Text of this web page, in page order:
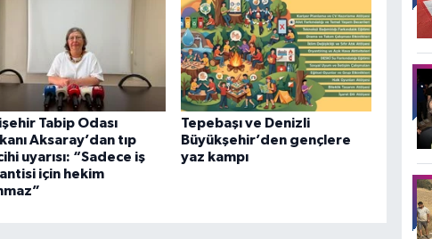
Tabip Odası
Aksaray’dan tıp
uyarısı: “Sadece iş
için hekim
Tepebaşı ve Denizli
Büyükşehir’den gençlere
yaz kampı